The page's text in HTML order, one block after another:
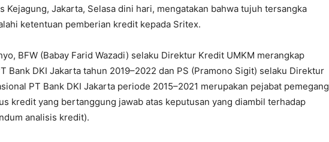
Kejagung, Jakarta, Selasa dini hari, mengatakan bahwa tujuh tersangka
ketentuan pemberian kredit kepada Sritex.
BFW (Babay Farid Wazadi) selaku Direktur Kredit UMKM merangkap
Bank DKI Jakarta tahun 2019–2022 dan PS (Pramono Sigit) selaku Direktur
PT Bank DKI Jakarta periode 2015–2021 merupakan pejabat pemegang
kredit yang bertanggung jawab atas keputusan yang diambil terhadap
analisis kredit).